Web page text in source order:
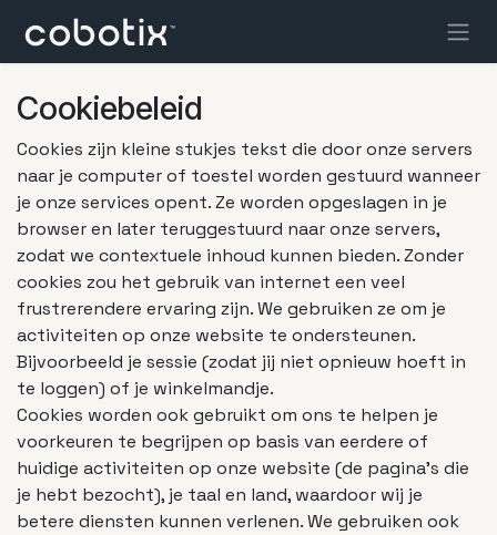
Cookiebeleid
Cookies zijn kleine stukjes tekst die door onze servers
naar je computer of toestel worden gestuurd wanneer
je onze services opent. Ze worden opgeslagen in je
browser en later teruggestuurd naar onze servers,
zodat we contextuele inhoud kunnen bieden. Zonder
cookies zou het gebruik van internet een veel
frustrerendere ervaring zijn. We gebruiken ze om je
activiteiten op onze website te ondersteunen.
Bijvoorbeeld je sessie (zodat jij niet opnieuw hoeft in
te loggen) of je winkelmandje.
Cookies worden ook gebruikt om ons te helpen je
voorkeuren te begrijpen op basis van eerdere of
huidige activiteiten op onze website (de pagina's die
je hebt bezocht), je taal en land, waardoor wij je
betere diensten kunnen verlenen. We gebruiken ook